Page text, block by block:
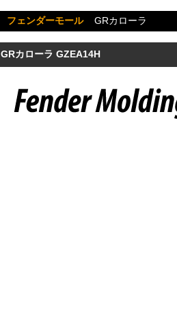
フェンダーモール GRカローラ
GRカローラ GZEA14H